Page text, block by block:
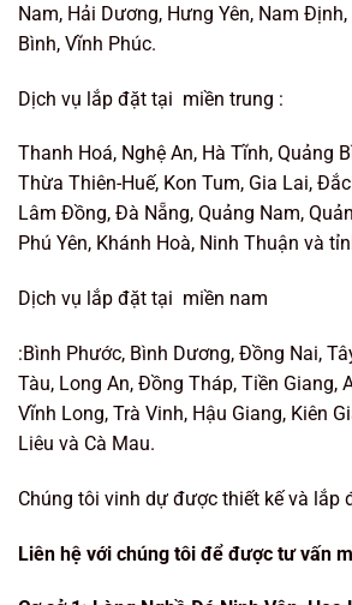
Nam, Hải Dương, Hưng Yên, Nam
Bình, Vĩnh Phúc.
Dịch vụ lắp đặt tại miền trung :
Thanh Hoá, Nghệ An, Hà Tĩnh, Quảng
Thừa Thiên-Huế, Kon Tum, Gia Lai,
Lâm Đồng, Đà Nẵng, Quảng Nam,
Phú Yên, Khánh Hoà, Ninh Thuận và
Dịch vụ lắp đặt tại miền nam
:Bình Phước, Bình Dương, Đồng Nai,
Tàu, Long An, Đồng Tháp, Tiền Giang,
Vĩnh Long, Trà Vinh, Hậu Giang, Kiên
Liêu và Cà Mau.
Chúng tôi vinh dự được thiết kế và lắp
Liên hệ với chúng tôi để được tư vấn